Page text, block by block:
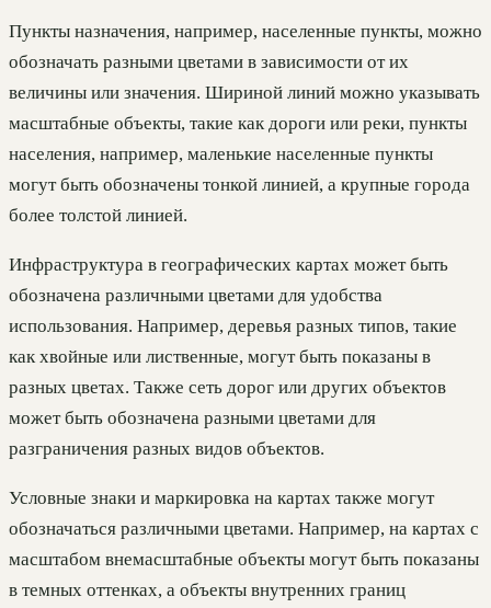
Пункты назначения, например, населенные пункты, можно
обозначать разными цветами в зависимости от их
величины или значения. Шириной линий можно указывать
масштабные объекты, такие как дороги или реки, пункты
населения, например, маленькие населенные пункты
могут быть обозначены тонкой линией, а крупные города
более толстой линией.
Инфраструктура в географических картах может быть
обозначена различными цветами для удобства
использования. Например, деревья разных типов, такие
как хвойные или лиственные, могут быть показаны в
разных цветах. Также сеть дорог или других объектов
может быть обозначена разными цветами для
разграничения разных видов объектов.
Условные знаки и маркировка на картах также могут
обозначаться различными цветами. Например, на картах с
масштабом внемасштабные объекты могут быть показаны
в темных оттенках, а объекты внутренних границ